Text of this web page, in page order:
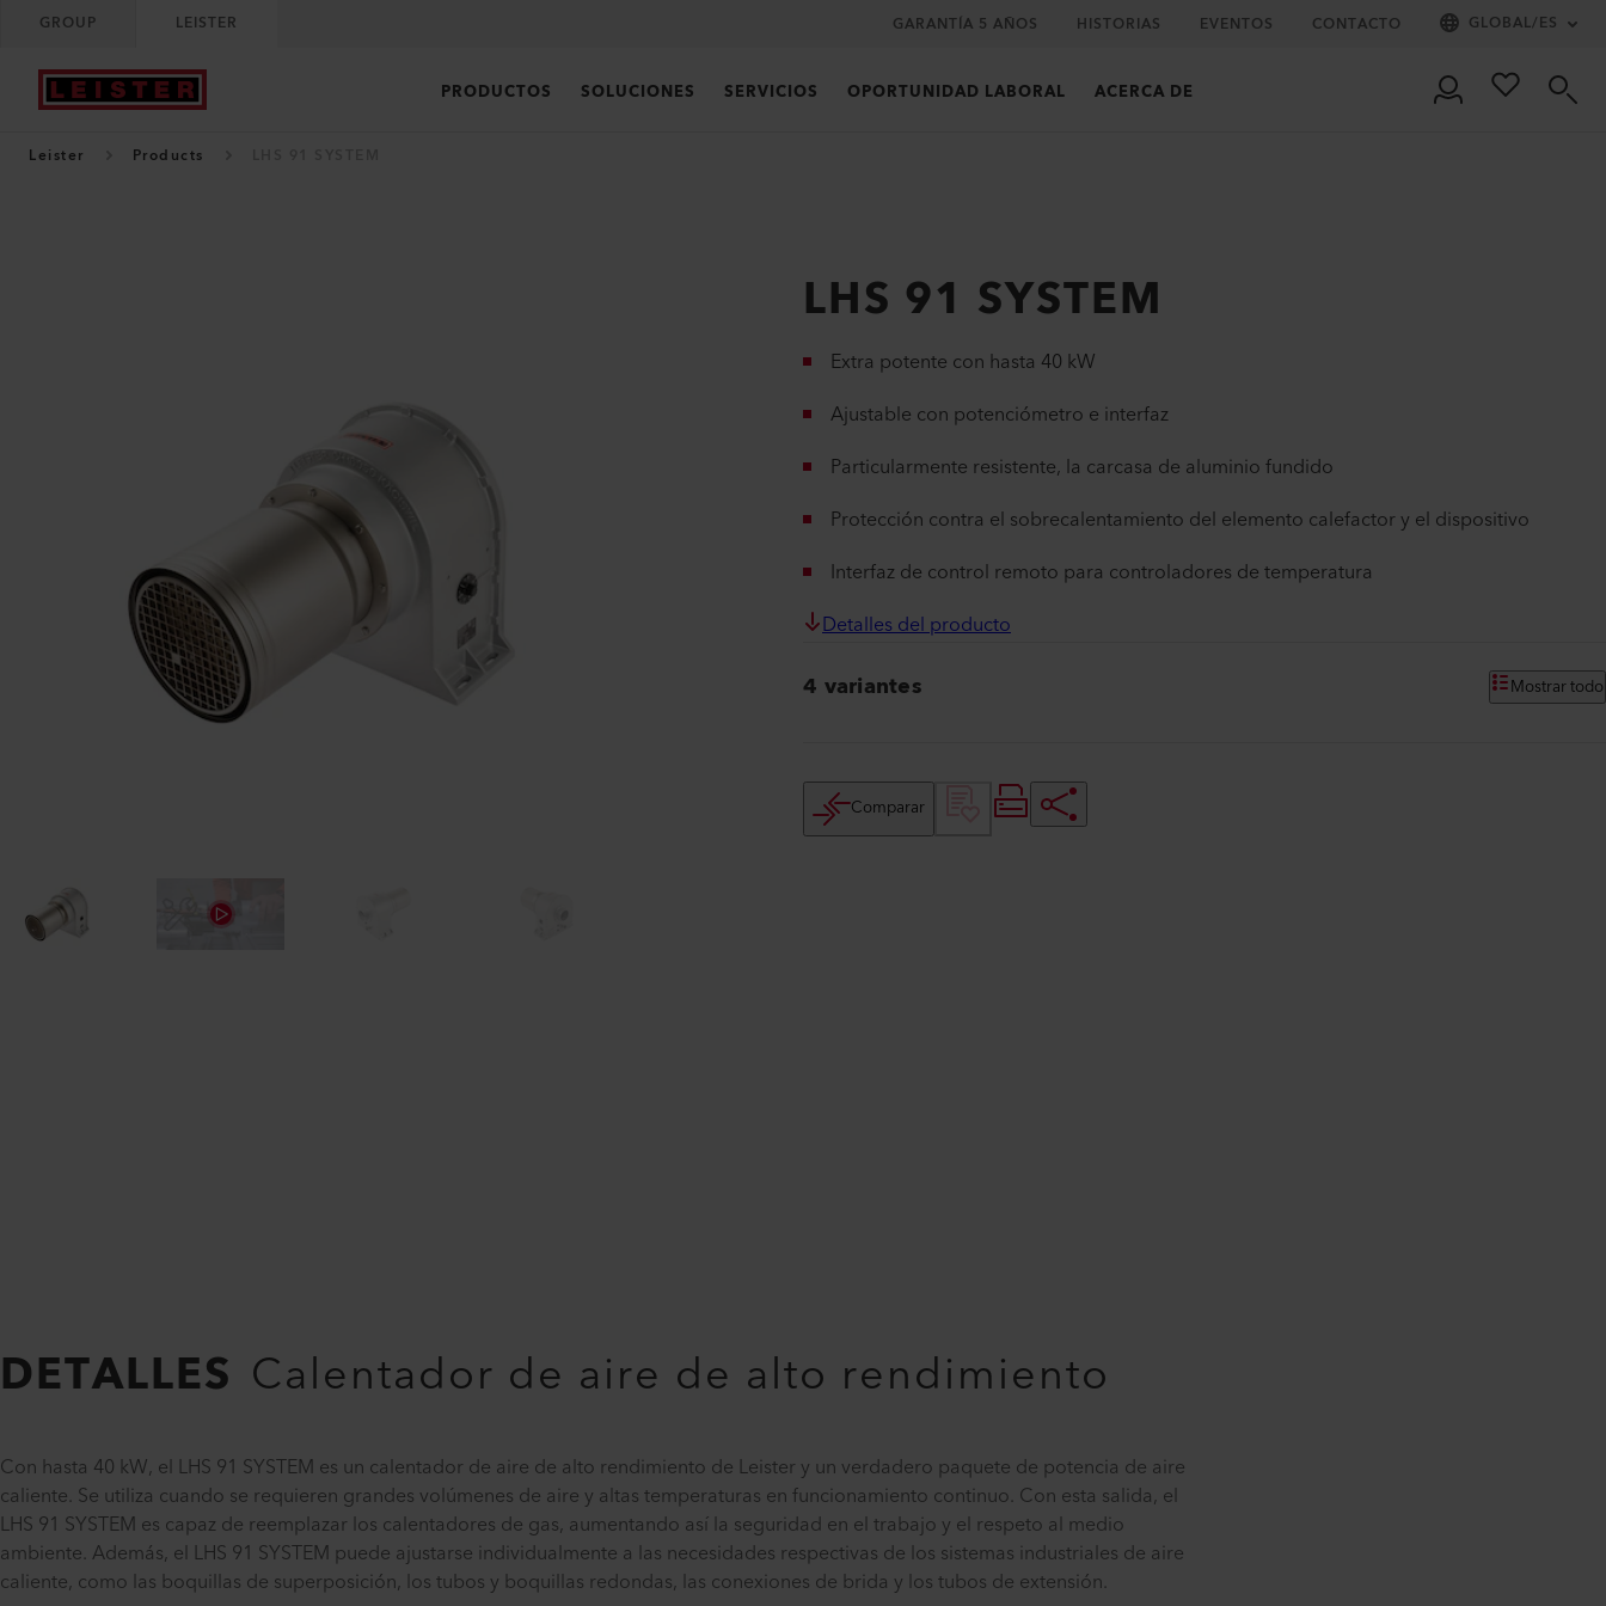
GROUP LEISTER GARANTÍA 5 AÑOS HISTORIAS EVENTOS CONTACTO GLOBAL/ES
PRODUCTOS SOLUCIONES SERVICIOS OPORTUNIDAD LABORAL ACERCA DE
Leister Products
LHS 91 SYSTEM
Extra potente con hasta 40 kW
Ajustable con potenciómetro e interfaz
Particularmente resistente, la carcasa de aluminio fundido
Protección contra el sobrecalentamiento del elemento calefactor y el dispositivo
Interfaz de control remoto para controladores de temperatura
Detalles del producto
4 variantes Mostrar todo
Comparar
DETALLES Calentador de aire de alto rendimiento
Con hasta 40 kW, el LHS 91 SYSTEM es un calentador de aire de alto rendimiento de Leister y un verdadero paquete de potencia de aire
caliente. Se utiliza cuando se requieren grandes volúmenes de aire y altas temperaturas en funcionamiento continuo. Con esta salida, el
LHS 91 SYSTEM es capaz de reemplazar los calentadores de gas, aumentando así la seguridad en el trabajo y el respeto al medio
ambiente. Además, el LHS 91 SYSTEM puede ajustarse individualmente a las necesidades respectivas de los sistemas industriales de aire
caliente, como las boquillas de superposición, los tubos y boquillas redondas, las conexiones de brida y los tubos de extensión.